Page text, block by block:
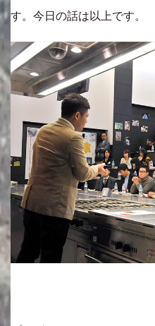
す。今日の話は以上です。